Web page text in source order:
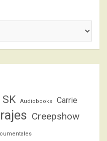
Audiobooks Carrie
Creepshow